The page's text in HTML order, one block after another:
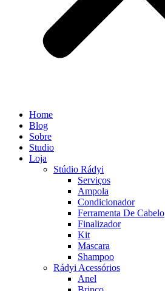
Home
Blog
Sobre
Studio
Loja
Stúdio Rádyi
Serviços
Ampola
Condicionador
Ferramenta De Cabelo
Finalizador
Kit
Mascara
Shampoo
Rádyi Acessórios
Anel